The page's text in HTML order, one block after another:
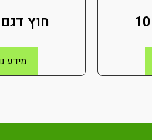
חוץ דגם 1001
מידע